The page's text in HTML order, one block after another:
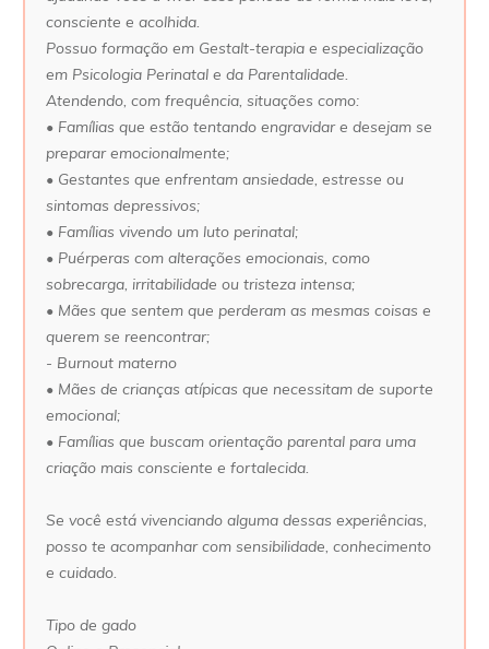
consciente e acolhida.
Possuo formação em Gestalt-terapia e especialização
em Psicologia Perinatal e da Parentalidade.
Atendendo, com frequência, situações como:
• Famílias que estão tentando engravidar e desejam se
preparar emocionalmente;
• Gestantes que enfrentam ansiedade, estresse ou
sintomas depressivos;
• Famílias vivendo um luto perinatal;
• Puérperas com alterações emocionais, como
sobrecarga, irritabilidade ou tristeza intensa;
• Mães que sentem que perderam as mesmas coisas e
querem se reencontrar;
- Burnout materno
• Mães de crianças atípicas que necessitam de suporte
emocional;
• Famílias que buscam orientação parental para uma
criação mais consciente e fortalecida.
Se você está vivenciando alguma dessas experiências,
posso te acompanhar com sensibilidade, conhecimento
e cuidado.
Tipo de gado